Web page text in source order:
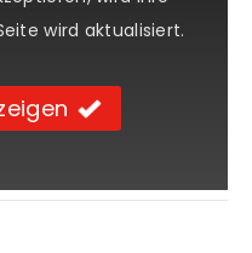
wird aktualisiert.